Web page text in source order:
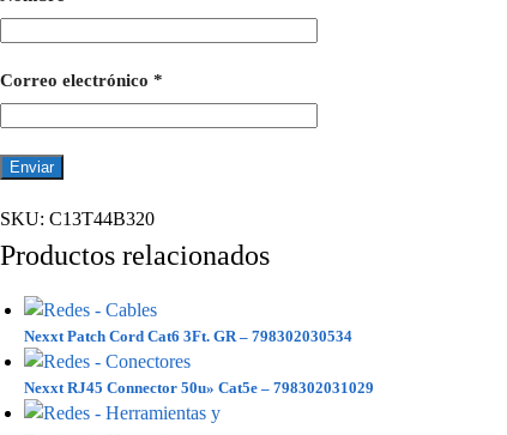
Correo electrónico *
SKU: C13T44B320
Productos relacionados
Nexxt Patch Cord Cat6 3Ft. GR – 798302030534
Nexxt RJ45 Connector 50u» Cat5e – 798302031029